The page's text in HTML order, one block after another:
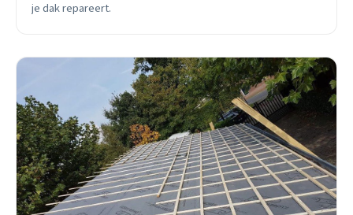
je dak repareert.